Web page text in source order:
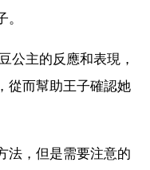
公主的反應和表現，
從而幫助王子確認她
法，但是需要注意的